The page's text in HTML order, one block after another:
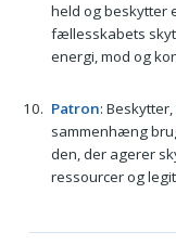
held og beskytter
fællesskabets
energi, mod og
Patron:
sammenhæng
den, der agerer
ressourcer og